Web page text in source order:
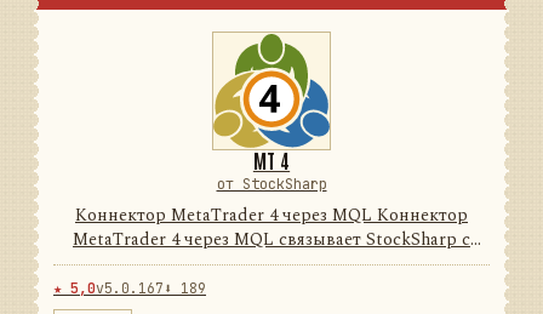
MT 4
от StockSharp
Коннектор MetaTrader 4 через MQL Коннектор
MetaTrader 4 через MQL связывает StockSharp с
терминалом MetaTrader 4 через поставляемый
MQL-эксперт и локальный нативный/FIX-мост. Он
★ 5,0v5.0.167 ⬇ 189